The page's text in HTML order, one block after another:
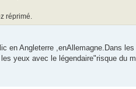
réprimé.
en Angleterre ,enAllemagne.Dans
yeux avec le légendaire"risque du